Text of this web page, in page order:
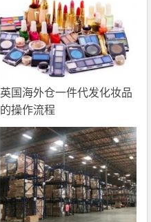
英国海外仓一件代发化妆品
的操作流程